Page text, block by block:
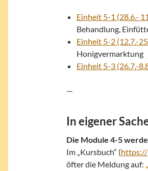
Einheit 5-1 (28.6.-
Behandlung,
Einheit 5-2 (12.7.-
Honigvermarktung
Einheit 5-3 (26.7.-
—
In eigener
Die Module 4-5
Im „Kursbuch“ (https://
öfter die Meldung auf: „